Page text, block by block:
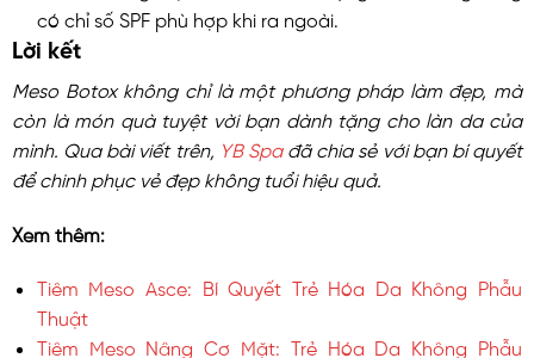
có chỉ số SPF phù hợp khi ra ngoài.
Lời kết
Meso Botox không chỉ là một phương pháp làm đẹp, mà
còn là món quà tuyệt vời bạn dành tặng cho làn da của
mình. Qua bài viết trên,
YB Spađã chia sẻ với bạn bí quyết
để chinh phục vẻ đẹp không tuổi hiệu quả.
Xem thêm:
Tiêm Meso Asce: Bí Quyết Trẻ Hóa Da Không Phẫu
Thuật
Tiêm Meso Nâng Cơ Mặt: Trẻ Hóa Da Không Phẫu